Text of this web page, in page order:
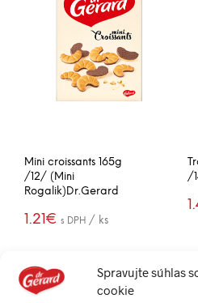
Spravujte súhlas
cookie
Mini croissants 165g
/12/ (Mini
Rogalik)Dr.Gerard
1.21€ s DPH / ks
KOŠÍKA
/